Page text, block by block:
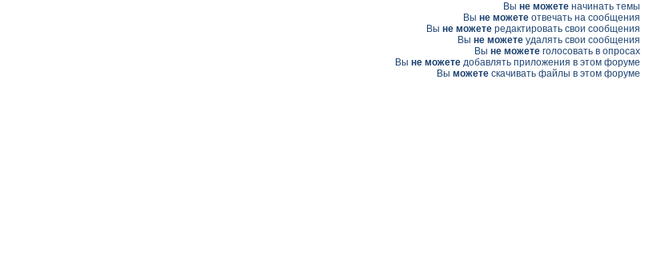
Вы не можете начинать темы
Вы не можете отвечать на сообщения
Вы не можете редактировать свои сообщения
Вы не можете удалять свои сообщения
Вы не можете голосовать в опросах
Вы не можете добавлять приложения в этом форуме
Вы можете скачивать файлы в этом форуме